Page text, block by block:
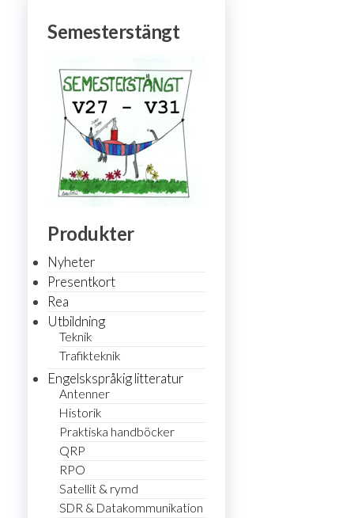
Semesterstängt
Produkter
Nyheter
Presentkort
Rea
Utbildning
Teknik
Trafikteknik
Engelskspråkig litteratur
Antenner
Historik
Praktiska handböcker
QRP
RPO
Satellit & rymd
SDR & Datakommunikation